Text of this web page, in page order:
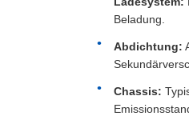
Beladung.
Abdichtung:
Chassis: